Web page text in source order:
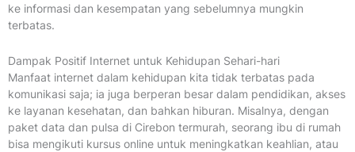
ke informasi dan kesempatan yang sebelumnya mungkin
terbatas.
Dampak Positif Internet untuk Kehidupan Sehari-hari
Manfaat internet dalam kehidupan kita tidak terbatas pada
komunikasi saja; ia juga berperan besar dalam pendidikan, akses
ke layanan kesehatan, dan bahkan hiburan. Misalnya, dengan
paket data dan pulsa di Cirebon termurah, seorang ibu di rumah
bisa mengikuti kursus online untuk meningkatkan keahlian, atau